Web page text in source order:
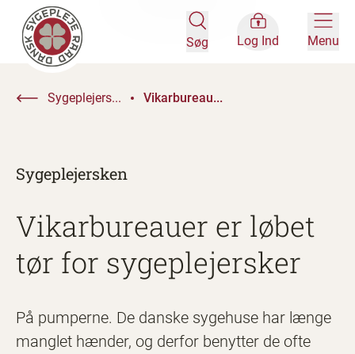
Søg Log Ind Menu
Sygeplejers... Vikarbureau...
Sygeplejersken
Vikarbureauer er løbet
tør for sygeplejersker
På pumperne. De danske sygehuse har længe
manglet hænder, og derfor benytter de ofte